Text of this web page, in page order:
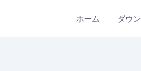
ホーム ダウ